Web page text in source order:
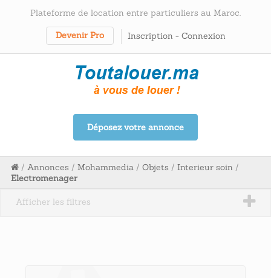
Plateforme de location entre particuliers au Maroc.
Devenir Pro Inscription - Connexion
Déposez votre annonce
/ Annonces / Mohammedia / Objets / Interieur soin /
Electromenager
Afficher les filtres